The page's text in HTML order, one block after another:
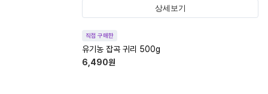
상세보기
직접 구매한
유기농 잡곡 귀리 500g
6,490원